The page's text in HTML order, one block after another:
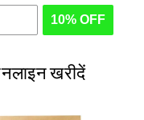
10% OFF
खरीदें